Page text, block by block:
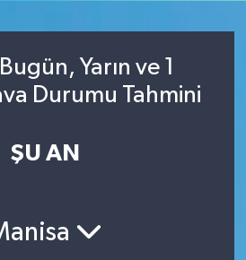
Yarın ve 1
Durumu Tahmini
ŞU AN
Durumu ve Fikstür